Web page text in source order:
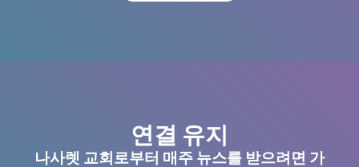
연결 유지
나사렛 교회로부터 매주 뉴스를 받으려면 가